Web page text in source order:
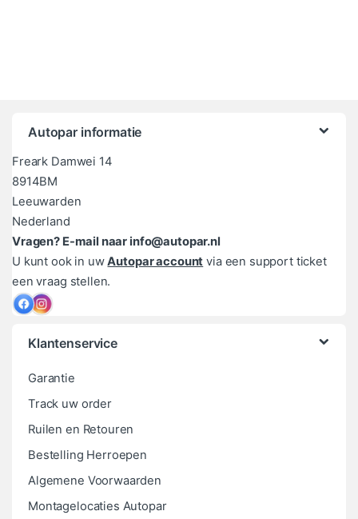
Autopar informatie
Freark Damwei 14
8914BM
Leeuwarden
Nederland
Vragen? E-mail naar info@autopar.nl
U kunt ook in uwAutopar account via een support ticket
een vraag stellen.
Klantenservice
Garantie
Track uw order
Ruilen en Retouren
Bestelling Herroepen
Algemene Voorwaarden
Montagelocaties Autopar